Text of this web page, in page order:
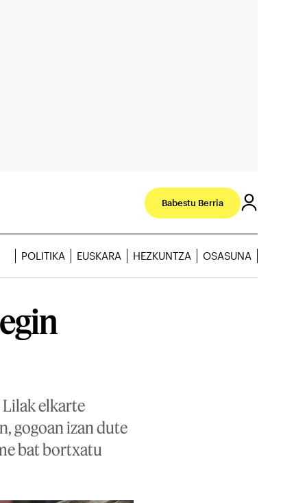
Babestu Berria
POLITIKA EUSKARA HEZKUNTZA OSASUNA
Lilak elkarte
gogoan izan dute
bat bortxatu